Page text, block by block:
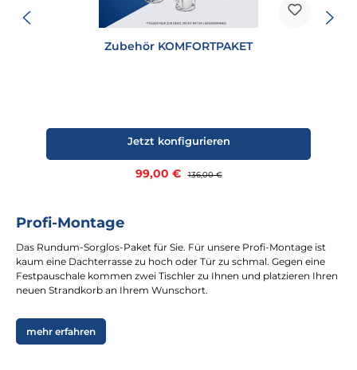
Zubehör KOMFORTPAKET
Verkaufspreis:
99,00 € Regulärer Preis:
136,00 €
Jetzt konfigurieren
Profi-Montage
Das Rundum-Sorglos-Paket für Sie. Für unsere Profi-Montage ist
kaum eine Dachterrasse zu hoch oder Tür zu schmal. Gegen eine
Festpauschale kommen zwei Tischler zu Ihnen und platzieren Ihren
neuen Strandkorb an Ihrem Wunschort.
mehr erfahren